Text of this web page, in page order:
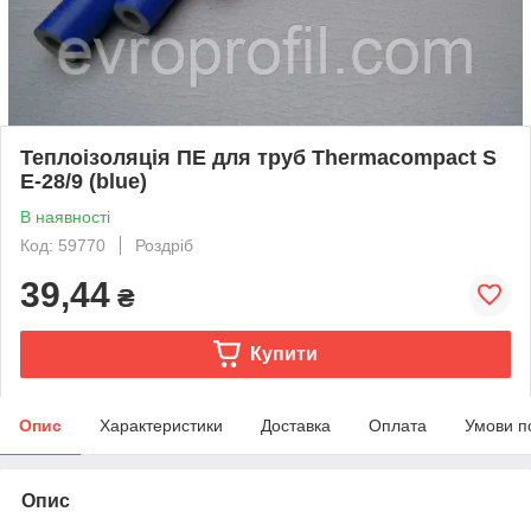
Теплоізоляція ПЕ для труб Thermacompact S
E-28/9 (blue)
В наявності
Код: 59770
Роздріб
39,44 ₴
Купити
Опис Характеристики Доставка Оплата Умови
Опис